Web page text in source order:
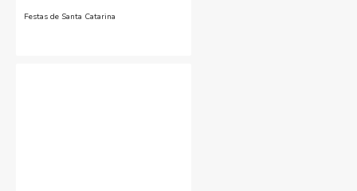
Festas de Santa Catarina